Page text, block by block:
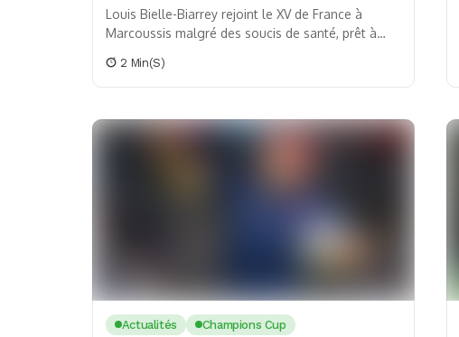
Louis Bielle-Biarrey rejoint le XV de France à
Marcoussis malgré des soucis de santé, prêt à
2 Min(s)
Actualités Champions Cup